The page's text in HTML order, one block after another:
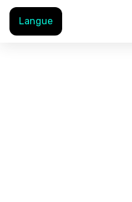
Langue